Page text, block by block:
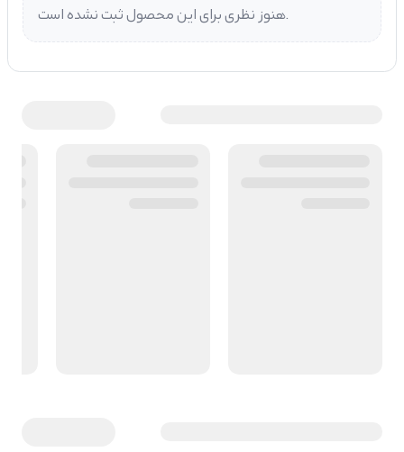
هنوز نظری برای این محصول ثبت نشده است.